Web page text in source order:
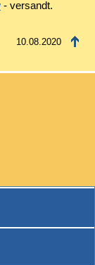
- versandt.
10.08.2020